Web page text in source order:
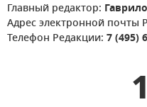
Главный редактор:
Адрес электронной почты
Телефон Редакции: 7 (495)